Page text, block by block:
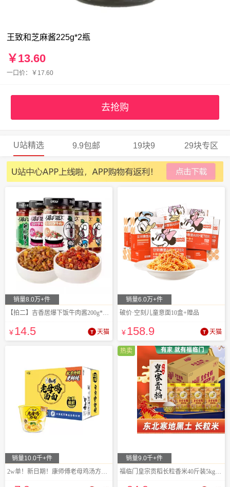
王致和芝麻酱225g*2瓶
￥13.60
一口价：￥17.60
去抢购
U站精选 9.9包邮 19块9 29块专区
销量8.0万+件
【拍二】吉香居爆下饭牛肉酱200g*2瓶
¥14.5 天猫
销量6.0万+件
破价·空刻儿童意面10盒+赠品
¥158.9 天猫
销量10.0千+件
2w单！新日期！康师傅老母鸡汤方便面
热卖
销量9.0千+件
福临门皇宗贡稻长粒香米40斤装5kg*4袋